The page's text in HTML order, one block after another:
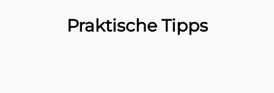
Praktische Tipps